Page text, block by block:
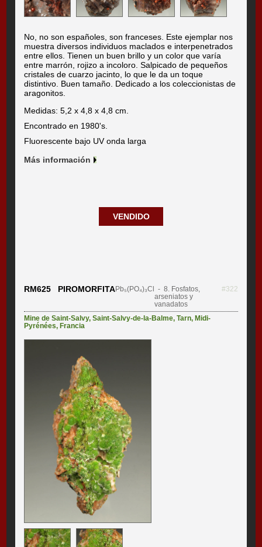
No, no son españoles, son franceses. Este ejemplar nos
muestra diversos individuos maclados e interpenetrados
entre ellos. Tienen un buen brillo y un color que varía
entre marrón, rojizo a incoloro. Salpicado de pequeños
cristales de cuarzo jacinto, lo que le da un toque
distintivo. Buen tamaño. Dedicado a los coleccionistas de
aragonitos.
Medidas: 5,2 x 4,8 x 4,8 cm.
Encontrado en 1980's.
Fluorescente bajo UV onda larga
Más información
VENDIDO
RM625 PIROMORFITAPb₅(PO₄)₃Cl
- 8. Fosfatos,
arseniatos y
vanadatos
#322
Mine de Saint-Salvy,Saint-Salvy-de-la-Balme,Tarn, Midi-
Pyrénées, Francia